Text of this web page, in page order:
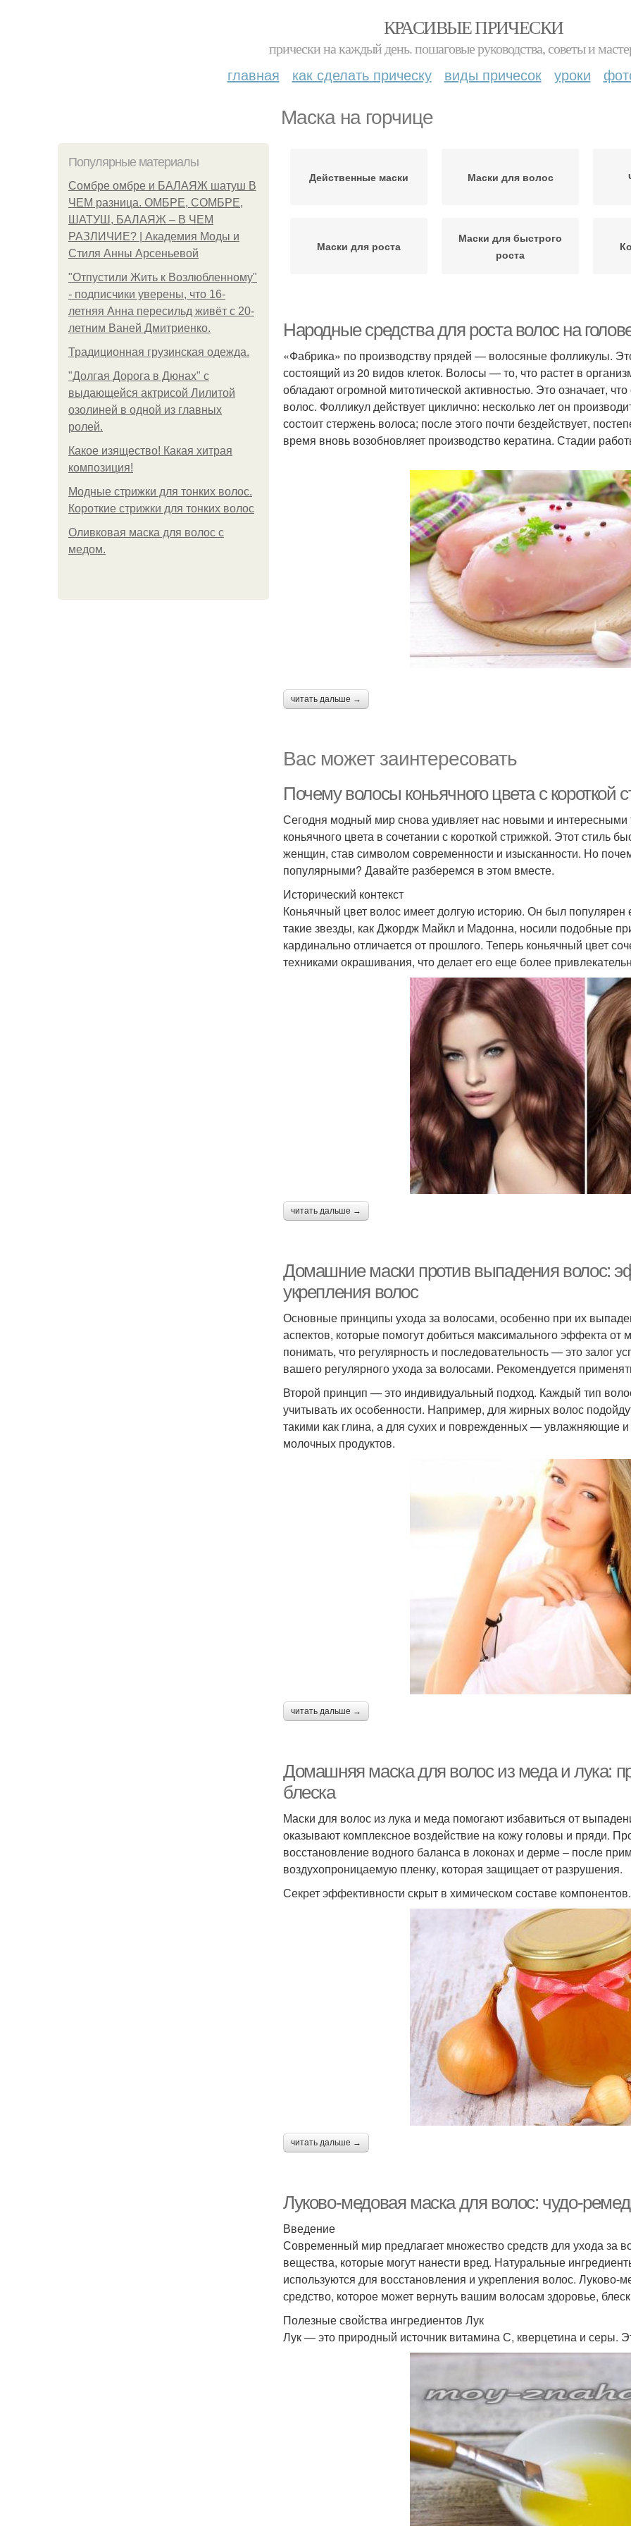
КРАСИВЫЕ ПРИЧЕСКИ
прически на каждый день. пошаговые руководства, советы и
главная как сделать прическу виды причесок уроки
Маска на горчице
Популярные материалы
Сомбре омбре и БАЛАЯЖ шатуш В
ЧЕМ разница. ОМБРЕ, СОМБРЕ,
ШАТУШ, БАЛАЯЖ – В ЧЕМ
РАЗЛИЧИЕ? | Академия Моды и
Стиля Анны Арсеньевой
"Отпустили Жить к Возлюбленному"
- подписчики уверены, что 16-
летняя Анна пересильд живёт с 20-
летним Ваней Дмитриенко.
Традиционная грузинская одежда.
"Долгая Дорога в Дюнах" с
выдающейся актрисой Лилитой
озолиней в одной из главных
ролей.
Какое изящество! Какая хитрая
композиция!
Модные стрижки для тонких волос.
Короткие стрижки для тонких волос
Оливковая маска для волос с
медом.
Действенные маски Маски для волос
Маски для роста
Маски для быстрого
роста
масла
Народные средства для роста волос на
«Фабрика» по производству прядей — волосяные фолликулы.
состоящий из 20 видов клеток. Волосы — то, что растет в
обладают огромной митотической активностью. Это означает,
волос. Фолликул действует циклично: несколько лет он
состоит стержень волоса; после этого почти бездействует,
время вновь возобновляет производство кератина. Стадии
читать дальше →
Вас может заинтересовать
Почему волосы коньячного цвета с
Сегодня модный мир снова удивляет нас новыми и
коньячного цвета в сочетании с короткой стрижкой. Этот стиль
женщин, став символом современности и изысканности. Но
популярными? Давайте разберемся в этом вместе.
Исторический контекст
Коньячный цвет волос имеет долгую историю. Он был популярен
такие звезды, как Джордж Майкл и Мадонна, носили подобные
кардинально отличается от прошлого. Теперь коньячный цвет
техниками окрашивания, что делает его еще более
читать дальше →
Домашние маски против выпадения волос:
укрепления волос
Основные принципы ухода за волосами, особенно при их
аспектов, которые помогут добиться максимального эффекта от
понимать, что регулярность и последовательность — это залог
вашего регулярного ухода за волосами. Рекомендуется
Второй принцип — это индивидуальный подход. Каждый тип
учитывать их особенности. Например, для жирных волос
такими как глина, а для сухих и поврежденных — увлажняющие
молочных продуктов.
читать дальше →
Домашняя маска для волос из меда и лука:
блеска
Маски для волос из лука и меда помогают избавиться от
оказывают комплексное воздействие на кожу головы и пряди.
восстановление водного баланса в локонах и дерме – после
воздухопроницаемую пленку, которая защищает от разрушения.
Секрет эффективности скрыт в химическом составе компонентов.
читать дальше →
Луково-медовая маска для волос: чудо-
Введение
Современный мир предлагает множество средств для ухода за
вещества, которые могут нанести вред. Натуральные
используются для восстановления и укрепления волос.
средство, которое может вернуть вашим волосам здоровье,
Полезные свойства ингредиентов Лук
Лук — это природный источник витамина С, кверцетина и серы.